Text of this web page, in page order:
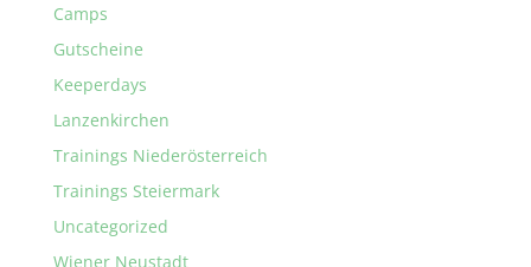
Camps
Gutscheine
Keeperdays
Lanzenkirchen
Trainings Niederösterreich
Trainings Steiermark
Uncategorized
Wiener Neustadt